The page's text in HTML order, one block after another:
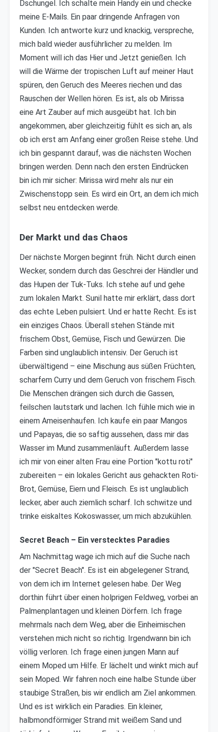
Dschungel. Ich schalte mein Handy ein und checke
meine E-Mails. Ein paar dringende Anfragen von
Kunden. Ich antworte kurz und knackig, verspreche,
mich bald wieder ausführlicher zu melden. Im
Moment will ich das Hier und Jetzt genießen. Ich
will die Wärme der tropischen Luft auf meiner Haut
spüren, den Geruch des Meeres riechen und das
Rauschen der Wellen hören. Es ist, als ob Mirissa
eine Art Zauber auf mich ausgeübt hat. Ich bin
angekommen, aber gleichzeitig fühlt es sich an, als
ob ich erst am Anfang einer großen Reise stehe. Und
ich bin gespannt darauf, was die nächsten Wochen
bringen werden. Denn nach den ersten Eindrücken
bin ich mir sicher: Mirissa wird mehr als nur ein
Zwischenstopp sein. Es wird ein Ort, an dem ich mich
selbst neu entdecken werde.
Der Markt und das Chaos
Der nächste Morgen beginnt früh. Nicht durch einen
Wecker, sondern durch das Geschrei der Händler und
das Hupen der Tuk-Tuks. Ich stehe auf und gehe
zum lokalen Markt. Sunil hatte mir erklärt, dass dort
das echte Leben pulsiert. Und er hatte Recht. Es ist
ein einziges Chaos. Überall stehen Stände mit
frischem Obst, Gemüse, Fisch und Gewürzen. Die
Farben sind unglaublich intensiv. Der Geruch ist
überwältigend – eine Mischung aus süßen Früchten,
scharfem Curry und dem Geruch von frischem Fisch.
Die Menschen drängen sich durch die Gassen,
feilschen lautstark und lachen. Ich fühle mich wie in
einem Ameisenhaufen. Ich kaufe ein paar Mangos
und Papayas, die so saftig aussehen, dass mir das
Wasser im Mund zusammenläuft. Außerdem lasse
ich mir von einer alten Frau eine Portion "kottu roti"
zubereiten – ein lokales Gericht aus gehackten Roti-
Brot, Gemüse, Eiern und Fleisch. Es ist unglaublich
lecker, aber auch ziemlich scharf. Ich schwitze und
trinke eiskaltes Kokoswasser, um mich abzukühlen.
Secret Beach – Ein verstecktes Paradies
Am Nachmittag wage ich mich auf die Suche nach
der "Secret Beach". Es ist ein abgelegener Strand,
von dem ich im Internet gelesen habe. Der Weg
dorthin führt über einen holprigen Feldweg, vorbei an
Palmenplantagen und kleinen Dörfern. Ich frage
mehrmals nach dem Weg, aber die Einheimischen
verstehen mich nicht so richtig. Irgendwann bin ich
völlig verloren. Ich frage einen jungen Mann auf
einem Moped um Hilfe. Er lächelt und winkt mich auf
sein Moped. Wir fahren noch eine halbe Stunde über
staubige Straßen, bis wir endlich am Ziel ankommen.
Und es ist wirklich ein Paradies. Ein kleiner,
halbmondförmiger Strand mit weißem Sand und